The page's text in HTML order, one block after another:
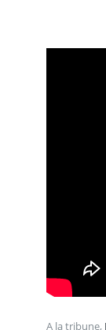
A la tribune,